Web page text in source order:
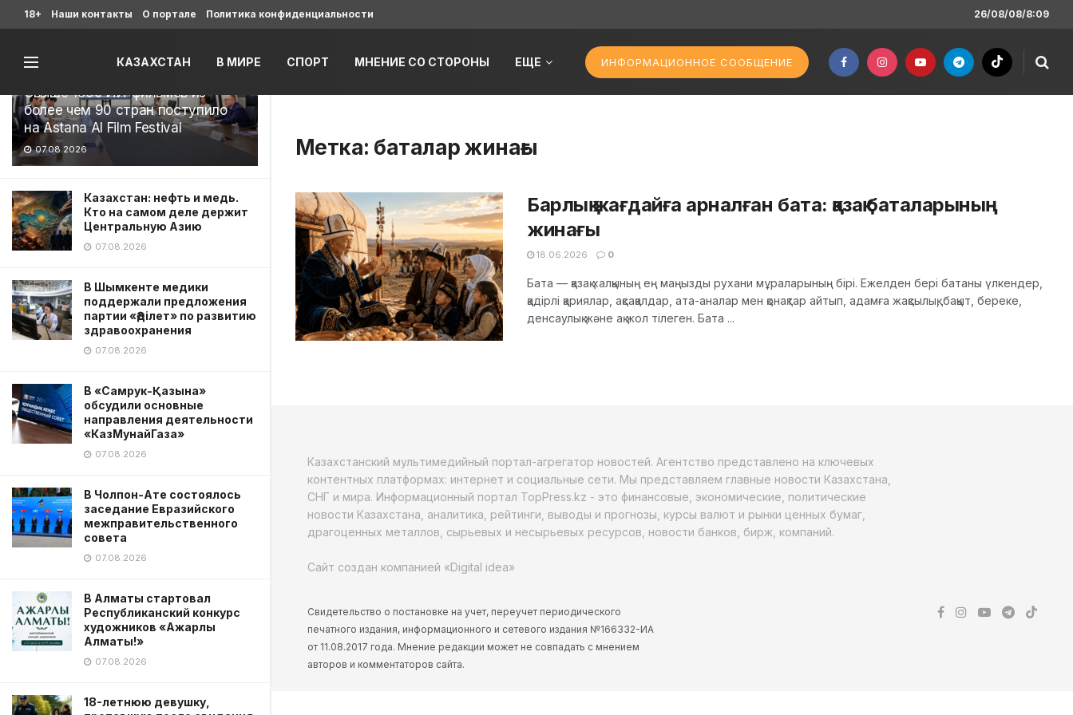
Последние
Свыше 1900 ИИ-фильмов из
более чем 90 стран поступило
на Astana AI Film Festival
07.08.2026
Казахстан: нефть и медь.
Кто на самом деле держит
Центральную Азию
07.08.2026
В Шымкенте медики
поддержали предложения
партии «Әділет» по развитию
здравоохранения
07.08.2026
В «Самрук-Қазына»
обсудили основные
направления деятельности
«КазМунайГаза»
07.08.2026
В Чолпон-Ате состоялось
заседание Евразийского
межправительственного
совета
07.08.2026
В Алматы стартовал
Республиканский конкурс
художников «Ажарлы
Алматы!»
07.08.2026
18-летнюю девушку,
18+ Наши контакты О портале Политика конфиденциальности 26/08/08/8:09
КАЗАХСТАН В МИРЕ СПОРТ МНЕНИЕ СО СТОРОНЫ ЕЩЕ ИНФОРМАЦИОННОЕ СООБЩЕНИЕ
Метка: баталар жинағы
Барлық жағдайға арналған бата: қазақ баталарының
жинағы
18.06.2026 0
Бата — қазақ халқының ең маңызды рухани мұраларының бірі. Ежелден бері батаны үлкендер,
қадірлі қариялар, ақсақалдар, ата-аналар мен қонақтар айтып, адамға жақсылық, бақыт, береке,
денсаулық және ақ жол тілеген. Бата ...
Казахстанский мультимедийный портал-агрегатор новостей. Агентство представлено на ключевых
контентных платформах: интернет и социальные сети. Мы представляем главные новости Казахстана,
СНГ и мира. Информационный портал TopPress.kz - это финансовые, экономические, политические
новости Казахстана, аналитика, рейтинги, выводы и прогнозы, курсы валют и рынки ценных бумаг,
драгоценных металлов, сырьевых и несырьевых ресурсов, новости банков, бирж, компаний.
Сайт создан компанией «Digital idea»
Свидетельство о постановке на учет, переучет периодического
печатного издания, информационного и сетевого издания №166332-ИА
от 11.08.2017 года. Мнение редакции может не совпадать с мнением
авторов и комментаторов сайта.